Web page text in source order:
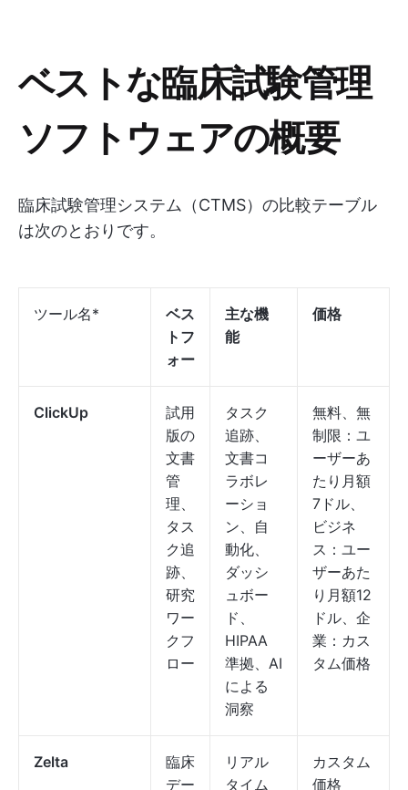
ベストな臨床試験管理
ソフトウェアの概要
臨床試験管理システム（CTMS）の比較テーブル
は次のとおりです。
ツール名*
ベス
トフ
ォー
主な機
能
価格
ClickUp
試用
版の
文書
管
理、
タス
ク追
跡、
研究
ワー
クフ
ロー
タスク
追跡、
文書コ
ラボレ
ーショ
ン、自
動化、
ダッシ
ュボー
ド、
HIPAA
準拠、AI
による
洞察
無料、無
制限：ユ
ーザーあ
たり月額
7ドル、
ビジネ
ス：ユー
ザーあた
り月額12
ドル、企
業：カス
タム価格
Zelta
臨床
デー
リアル
タイム
カスタム
価格